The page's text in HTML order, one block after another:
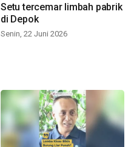
Setu tercemar limbah pabrik
di Depok
Senin, 22 Juni 2026